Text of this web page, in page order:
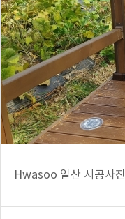
Hwasoo 일산 시공사진